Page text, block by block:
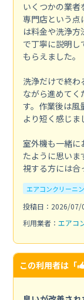
いくつかの業
専門店という点
は料金や洗浄
で丁寧に説明し
もらえました。
洗浄だけで終わ
ながら進めてく
す。作業後は風
より短く感じま
室外機も一緒に
たように思いま
視する方には合
エアコンクリーニ
投稿日：2026/07/
利用業者： エアコ
この利用者は「